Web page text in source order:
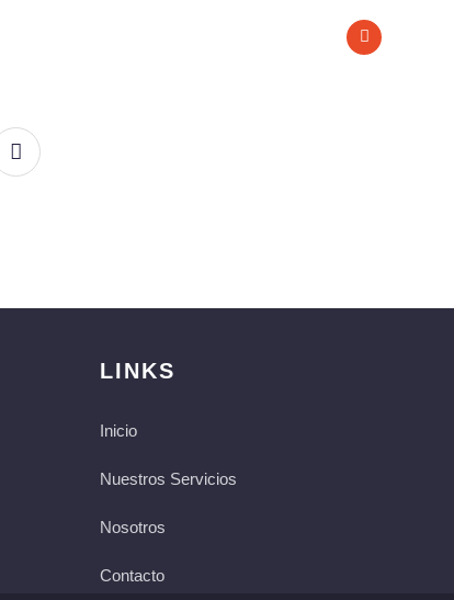
LINKS
Inicio
Nuestros Servicios
Nosotros
Contacto